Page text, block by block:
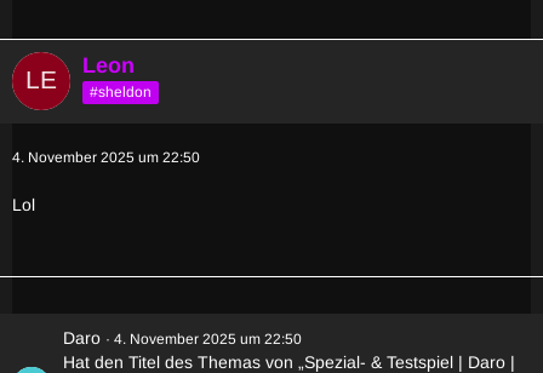
Leon
#sheldon
4. November 2025 um 22:50
Lol
Daro 4. November 2025 um 22:50
Hat den Titel des Themas von „Spezial- & Testspiel | Daro |